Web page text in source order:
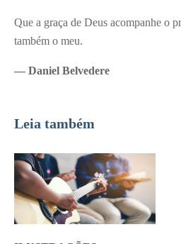
Que a graça de Deus acompanhe o
também o meu.
— Daniel Belvedere
Leia também